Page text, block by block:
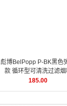
彪博BelPopp P-BK黑色
款 循环型可清洗过滤烟
185.00